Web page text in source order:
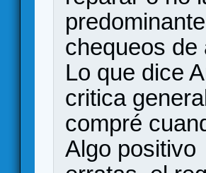
chequeos de
Lo que dice
critica
compré
Algo